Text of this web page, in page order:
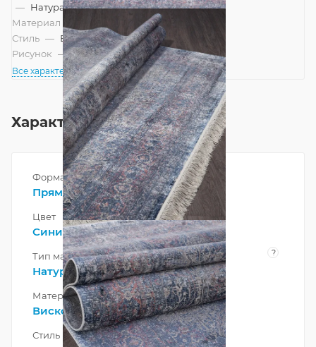
— Натуральный
Материал
Стиль — Винтажный, Восточный
Рисунок — Классический
Все характеристики
Характеристики
Форма
Прямоугольник
Цвет
Синий
Тип материала ?
Натуральный
Материал
Вискоза
Стиль